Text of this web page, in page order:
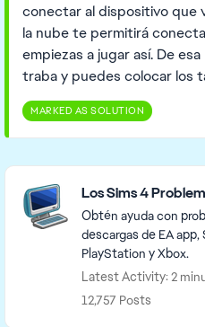
conectar al dispositivo que
la nube te permitirá
empiezas a jugar así. De
traba y puedes colocar los
MARKED AS SOLUTION
Featured Places
Los Sims 4
Obtén ayuda con
descargas de EA app,
PlayStation y Xbox.
Latest Activity: 2
12,757 Posts